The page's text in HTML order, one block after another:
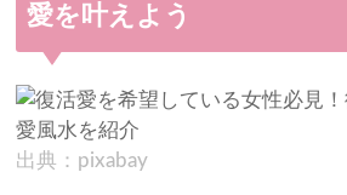
愛を叶えよう
出典：pixabay